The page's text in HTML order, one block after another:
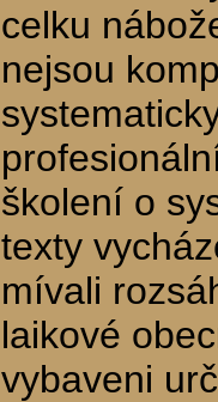
celku
nejsou
školení o
texty
mívali
laikové
vybaveni